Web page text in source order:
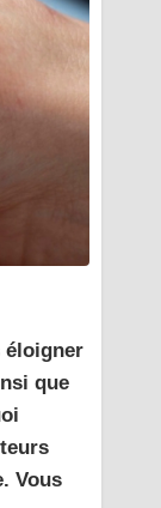
éloigner
que
Vous